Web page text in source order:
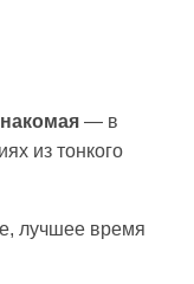
— в
из тонкого
лучшее время